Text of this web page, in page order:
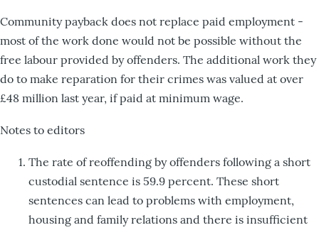
Community payback does not replace paid employment -
most of the work done would not be possible without the
free labour provided by offenders. The additional work they
do to make reparation for their crimes was valued at over
£48 million last year, if paid at minimum wage.
Notes to editors
The rate of reoffending by offenders following a short
custodial sentence is 59.9 percent. These short
sentences can lead to problems with employment,
housing and family relations and there is insufficient